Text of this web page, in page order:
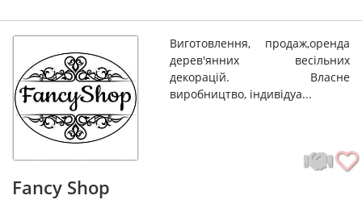
Виготовлення, продаж,оренда
дерев'янних весільних
декорацій. Власне
виробництво, індивідуа...
Fancy Shop